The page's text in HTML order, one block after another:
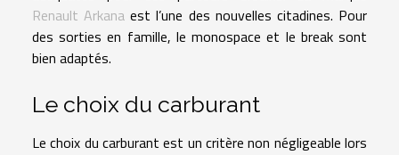
Renault Arkana est l’une des nouvelles citadines. Pour
des sorties en famille, le monospace et le break sont
bien adaptés.
Le choix du carburant
Le choix du carburant est un critère non négligeable lors